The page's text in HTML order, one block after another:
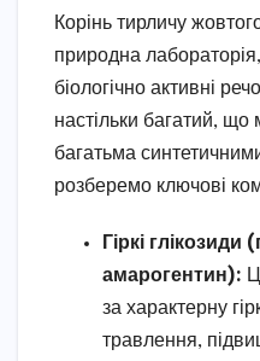
Корінь тирличу
природна лабораторія,
біологічно активні
настільки багатий,
багатьма
розберемо ключові
Гіркі глікозиди
амарогентин):
за характерну
травлення,